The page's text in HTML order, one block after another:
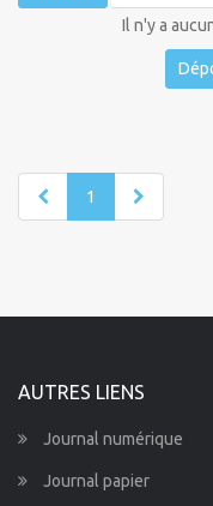
Il n'y a
1
AUTRES LIENS
Journal numérique
Journal papier